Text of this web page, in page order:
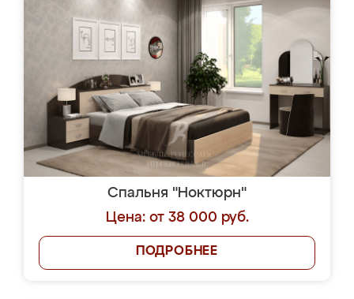
Спальня "Ноктюрн"
Цена: от 38 000 руб.
ПОДРОБНЕЕ